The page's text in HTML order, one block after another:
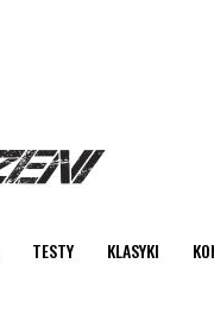
TESTY KLASYKI